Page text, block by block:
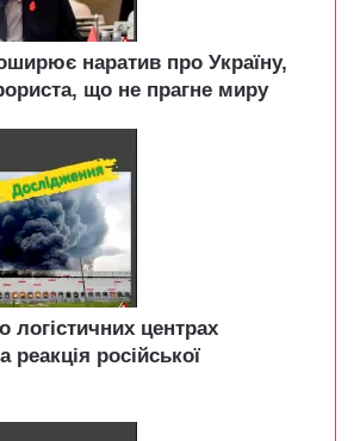
наратив про Україну,
що не прагне миру
центрах
реакція російської